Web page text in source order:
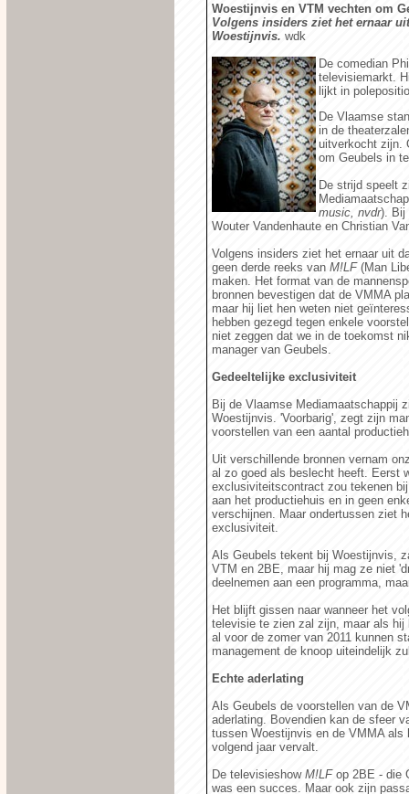
Woestijnvis en VTM vechten om
Volgens insiders ziet het ernaar
Woestijnvis. wdk
De comedian
televisiemarkt.
lijkt in
De Vlaamse
in de
uitverkocht zijn.
om Geubels in
De strijd speelt
music, nvdr). Bij
Wouter Vandenhaute en Christian
Volgens insiders ziet het ernaar uit
geen derde reeks van M!LF (Man
maken. Het format van de
bronnen bevestigen dat de VMMA
maar hij liet hen weten niet
hebben gezegd tegen enkele
niet zeggen dat we in de toekomst
manager van Geubels.
Gedeeltelijke exclusiviteit
Bij de Vlaamse Mediamaatschappij
Woestijnvis. 'Voorbarig', zegt zijn
voorstellen van een aantal
Uit verschillende bronnen vernam
al zo goed als beslecht heeft. Eerst
exclusiviteitscontract zou tekenen
aan het productiehuis en in geen
verschijnen. Maar ondertussen ziet
exclusiviteit.
Als Geubels tekent bij Woestijnvis,
VTM en 2BE, maar hij mag ze niet
deelnemen aan een programma,
Het blijft gissen naar wanneer het
televisie te zien zal zijn, maar als
al voor de zomer van 2011 kunnen
management de knoop uiteindelijk
Echte aderlating
Als Geubels de voorstellen van de
aderlating. Bovendien kan de sfeer
tussen Woestijnvis en de VMMA
volgend jaar vervalt.
De televisieshow M!LF op 2BE - die
was een succes. Maar ook zijn